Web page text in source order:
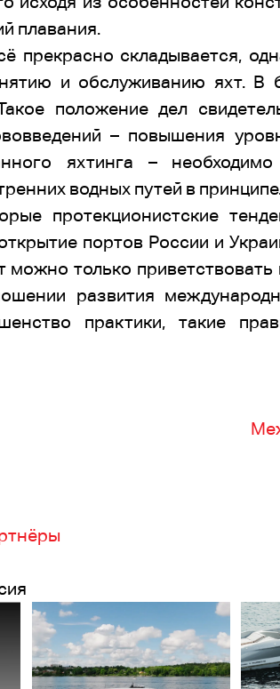
плавания.
прекрасно складывается,
и обслуживанию яхт. В
положение дел
– повышения
яхтинга –
водных путей в
протекционистские
портов России и
можно только
развития
практики, такие